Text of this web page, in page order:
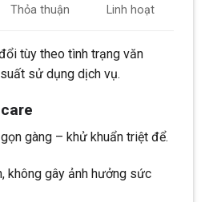
Thỏa thuận Linh hoạt
tùy theo tình trạng văn
sử dụng dịch vụ.
gàng – khử khuẩn triệt để.
không gây ảnh hưởng sức